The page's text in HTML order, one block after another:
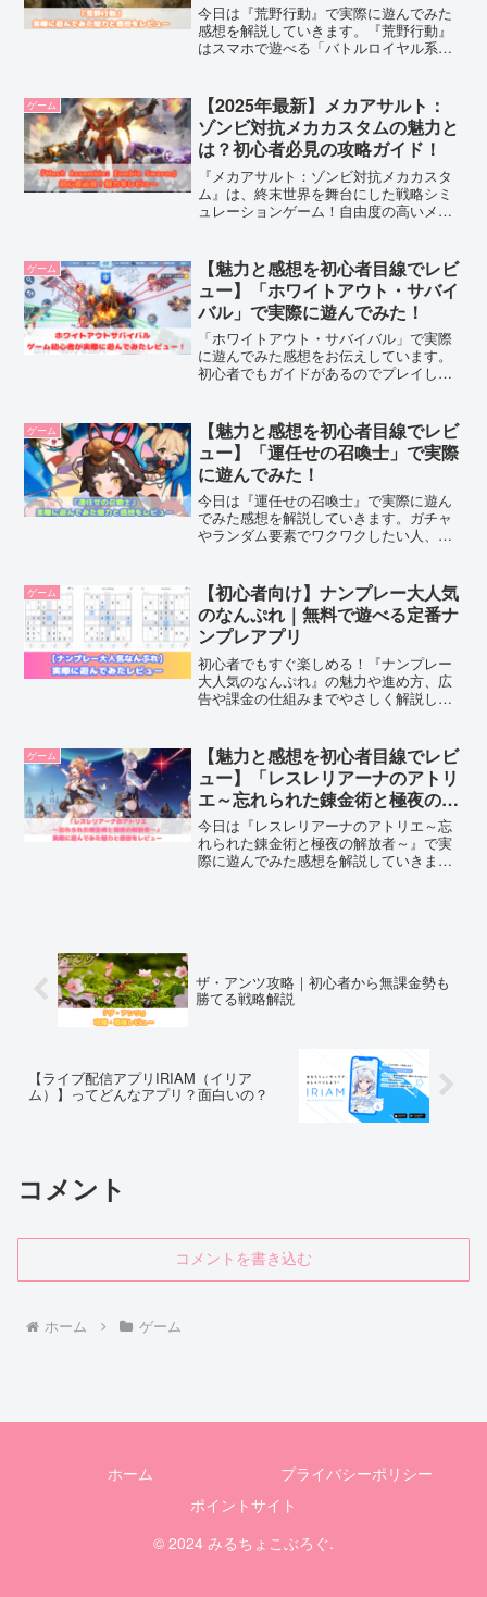
今日は『荒野行動』で実際に遊んでみた
感想を解説していきます。『荒野行動』
はスマホで遊べる「バトルロイヤル系」
りをかけて戦うスタイル。「ちょっと気
になるな〜」と思ったら、まずはダウン
ロードして、気軽に試してみてください
ね♪
ゲーム
【2025年最新】メカアサルト：
ゾンビ対抗メカカスタムの魅力と
は？初心者必見の攻略ガイド！
『メカアサルト：ゾンビ対抗メカカスタ
ム』は、終末世界を舞台にした戦略シミ
ュレーションゲーム！自由度の高いメカ
コツや課金なしでも楽しめるポイントを
詳しく解説！最新の口コミ・評判もチェ
ックして、今すぐプレイしてみよう！
ゲーム
【魅力と感想を初心者目線でレビ
ュー】「ホワイトアウト・サバイ
バル」で実際に遊んでみた！
「ホワイトアウト・サバイバル」で実際
に遊んでみた感想をお伝えしています。
初心者でもガイドがあるのでプレイしや
めに試行錯誤しながら進みます。気にな
っている方は是非ダウンロードしてみて
くださいね。
ゲーム
【魅力と感想を初心者目線でレビ
ュー】「運任せの召喚士」で実際
に遊んでみた！
今日は『運任せの召喚士』で実際に遊ん
でみた感想を解説していきます。ガチャ
やランダム要素でワクワクしたい人、キ
る人、そんな方にオススメなのが『運任
せの召喚士』です！あなたも運試しの冒
険に出かけてみませんか〜？？^_^
ゲーム
【初心者向け】ナンプレー大人気
のなんぷれ｜無料で遊べる定番ナ
ンプレアプリ
初心者でもすぐ楽しめる！『ナンプレー
大人気のなんぷれ』の魅力や進め方、広
告や課金の仕組みまでやさしく解説しま
ゲーム
【魅力と感想を初心者目線でレビ
ュー】「レスレリアーナのアトリ
エ～忘れられた錬金術と極夜の解
放者～」で実際に遊んでみた！
今日は『レスレリアーナのアトリエ～忘
れられた錬金術と極夜の解放者～』で実
際に遊んでみた感想を解説していきま
ザ・アンツ攻略｜初心者から無課金勢も
勝てる戦略解説
【ライブ配信アプリIRIAM（イリア
ム）】ってどんなアプリ？面白いの？
コメント
コメントを書き込む
ホーム ゲーム
ホーム
プライバシーポリシー
ポイントサイト
© 2024 みるちょこぶろぐ.